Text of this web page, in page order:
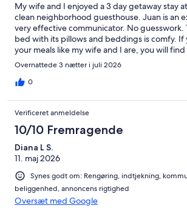
My wife and I enjoyed a 3 day getaway stay
clean neighborhood guesthouse. Juan is an
very effective communicator. No guesswork.
bed with its pillows and beddings is comfy. If
your meals like my wife and I are, you will
kitchen with supplies to be a bonus at the
rent cost of this guesthouse. An assigned
of the room is a blessing. This will be our first
Overnattede 3 nætter i juli 2026
0
Verificeret anmeldelse
10/10 Fremragende
Diana L S.
11. maj 2026
Synes godt om: Rengøring, indtjekning,
beliggenhed, annoncens rigtighed
Oversæt med Google